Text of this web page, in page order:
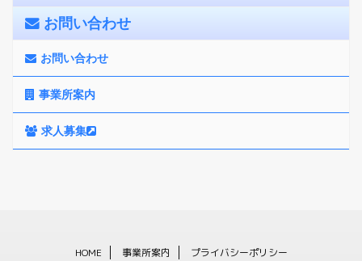
お問い合わせ
お問い合わせ
事業所案内
求人募集
HOME 事業所案内 プライバシーポリシー